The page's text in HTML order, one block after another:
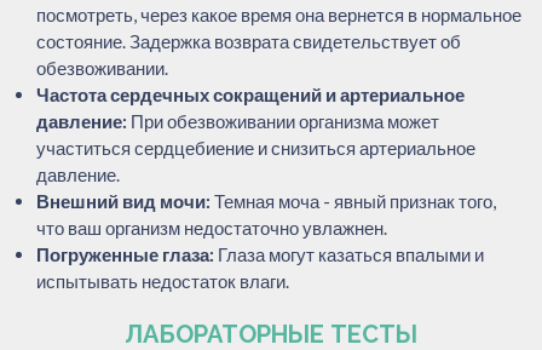
посмотреть, через какое время она вернется в нормальное
состояние. Задержка возврата свидетельствует об
обезвоживании.
Частота сердечных сокращений и артериальное
давление: При обезвоживании организма может
участиться сердцебиение и снизиться артериальное
давление.
Внешний вид мочи: Темная моча - явный признак того,
что ваш организм недостаточно увлажнен.
Погруженные глаза: Глаза могут казаться впалыми и
испытывать недостаток влаги.
ЛАБОРАТОРНЫЕ ТЕСТЫ